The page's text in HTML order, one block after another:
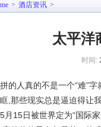
> 酒店资讯 >
太平洋
时间:
人真的不是一个“难”字
,那些现实总是逼迫得让
日被世界定为“国际家